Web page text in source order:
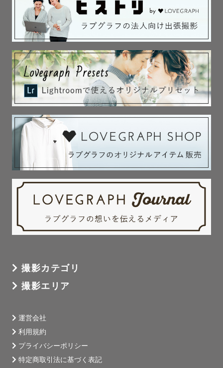
撮影カテゴリ
撮影エリア
運営会社
利用規約
プライバシーポリシー
特定商取引法に基づく表記